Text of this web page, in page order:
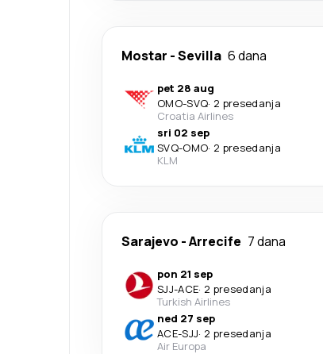
Mostar -Sevilla 6 dana
pet 28 aug
OMO-SVQ· 2 presedanja
Croatia Airlines
sri 02 sep
SVQ-OMO· 2 presedanja
KLM
Sarajevo -Arrecife 7 dana
pon 21 sep
SJJ-ACE· 2 presedanja
Turkish Airlines
ned 27 sep
ACE-SJJ· 2 presedanja
Air Europa